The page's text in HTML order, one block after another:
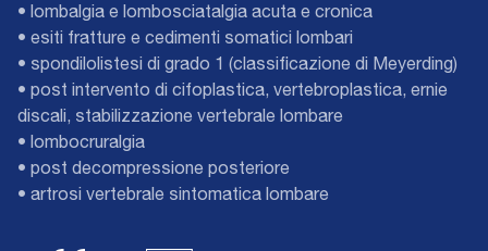
• lombalgia e lombosciatalgia acuta e cronica
• esiti fratture e cedimenti somatici lombari
• spondilolistesi di grado 1 (classificazione di Meyerding)
• post intervento di cifoplastica, vertebroplastica, ernie
discali, stabilizzazione vertebrale lombare
• lombocruralgia
• post decompressione posteriore
• artrosi vertebrale sintomatica lombare